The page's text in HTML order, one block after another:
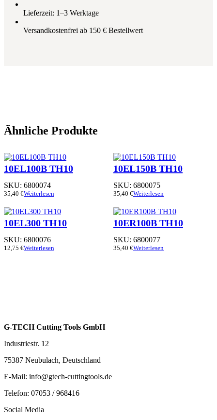
Lieferzeit: 1–3 Werktage
Versandkostenfrei ab 150 € Bestellwert
Ähnliche Produkte
10EL100B TH10
SKU: 6800074
35,40 €Weiterlesen
10EL150B TH10
SKU: 6800075
35,40 €Weiterlesen
10EL300 TH10
SKU: 6800076
12,75 €Weiterlesen
10ER100B TH10
SKU: 6800077
35,40 €Weiterlesen
G-TECH Cutting Tools GmbH
Industriestr. 12
75387 Neubulach, Deutschland
E-Mail: info@gtech-cuttingtools.de
Telefon: 07053 / 968416
Social Media